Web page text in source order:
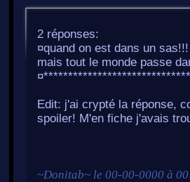
2 réponses:
¤quand on est dans un
mais tout le monde passe
Edit: j'ai crypté la réponse,
spoiler! M'en fiche j'avais
~Donitab~ le 00-00-0000 à